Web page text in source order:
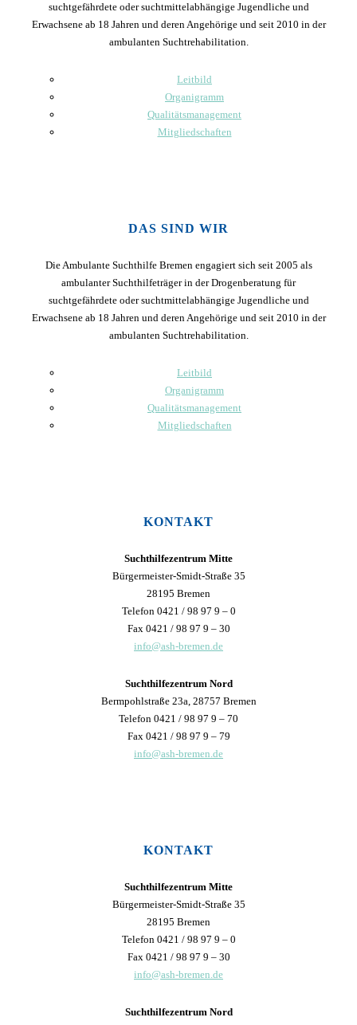
suchtgefährdete oder suchtmittelabhängige Jugendliche und
Erwachsene ab 18 Jahren und deren Angehörige und seit 2010 in der
ambulanten Suchtrehabilitation.
Leitbild
Organigramm
Qualitätsmanagement
Mitgliedschaften
DAS SIND WIR
Die Ambulante Suchthilfe Bremen engagiert sich seit 2005 als
ambulanter Suchthilfeträger in der Drogenberatung für
suchtgefährdete oder suchtmittelabhängige Jugendliche und
Erwachsene ab 18 Jahren und deren Angehörige und seit 2010 in der
ambulanten Suchtrehabilitation.
Leitbild
Organigramm
Qualitätsmanagement
Mitgliedschaften
KONTAKT
Suchthilfezentrum Mitte
Bürgermeister-Smidt-Straße 35
28195 Bremen
Telefon 0421 / 98 97 9 – 0
Fax 0421 / 98 97 9 – 30
info@ash-bremen.de
Suchthilfezentrum Nord
Bermpohlstraße 23a, 28757 Bremen
Telefon 0421 / 98 97 9 – 70
Fax 0421 / 98 97 9 – 79
info@ash-bremen.de
KONTAKT
Suchthilfezentrum Mitte
Bürgermeister-Smidt-Straße 35
28195 Bremen
Telefon 0421 / 98 97 9 – 0
Fax 0421 / 98 97 9 – 30
info@ash-bremen.de
Suchthilfezentrum Nord